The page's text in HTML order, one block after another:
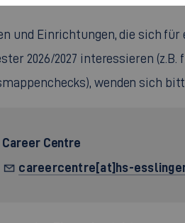
und Einrichtungen, die sich
2026/2027 interessieren (z.B.
wenden sich
Career Centre
careercentre[at]hs-